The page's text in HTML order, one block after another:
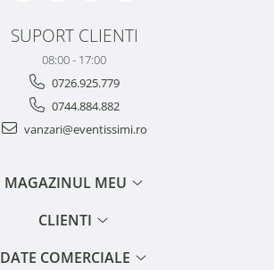
SUPORT CLIENTI
08:00 - 17:00
0726.925.779
0744.884.882
vanzari@eventissimi.ro
MAGAZINUL MEU
CLIENTI
DATE COMERCIALE